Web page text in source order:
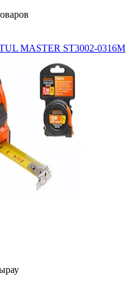
MASTER ST3002-0316М